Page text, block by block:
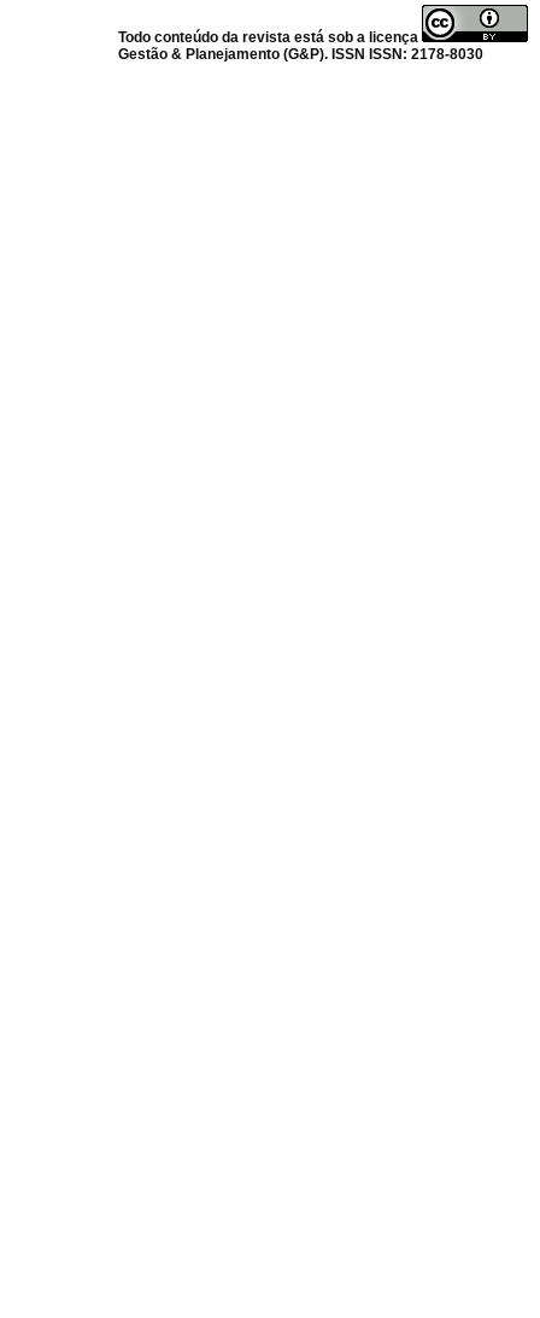
Todo conteúdo da revista está sob a licença
Gestão & Planejamento (G&P). ISSN ISSN: 2178-8030